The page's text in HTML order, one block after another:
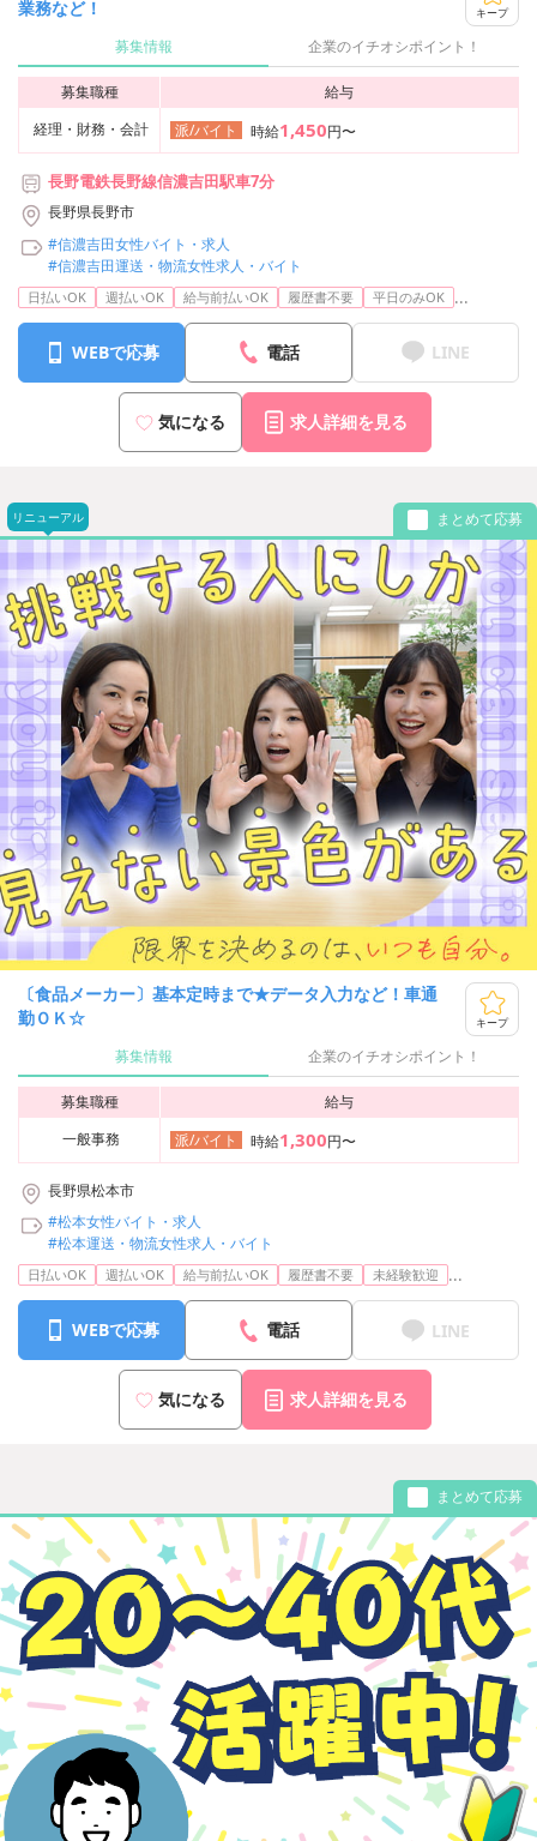
業務など！ キープ
募集情報 企業のイチオシポイント！
募集職種
給与
経理・財務・会計
派/バイト 時給1,450円〜
長野電鉄長野線信濃吉田駅車7分
長野県長野市
#信濃吉田女性バイト・求人
#信濃吉田運送・物流女性求人・バイト
日払いOK 週払いOK 給与前払いOK 履歴書不要 平日のみOK ...
WEBで応募 電話 LINE
気になる 求人詳細を見る
リニューアル まとめて応募
〔食品メーカー〕基本定時まで★データ入力など！車通
勤ＯＫ☆
キープ
募集情報 企業のイチオシポイント！
募集職種
給与
一般事務
派/バイト 時給1,300円〜
長野県松本市
#松本女性バイト・求人
#松本運送・物流女性求人・バイト
日払いOK 週払いOK 給与前払いOK 履歴書不要 未経験歓迎 ...
WEBで応募 電話 LINE
気になる 求人詳細を見る
まとめて応募